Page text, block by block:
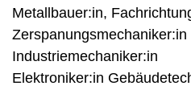
Metallbauer:in,
Zerspanungsmechaniker:in
Industriemechaniker:in
Elektroniker:in